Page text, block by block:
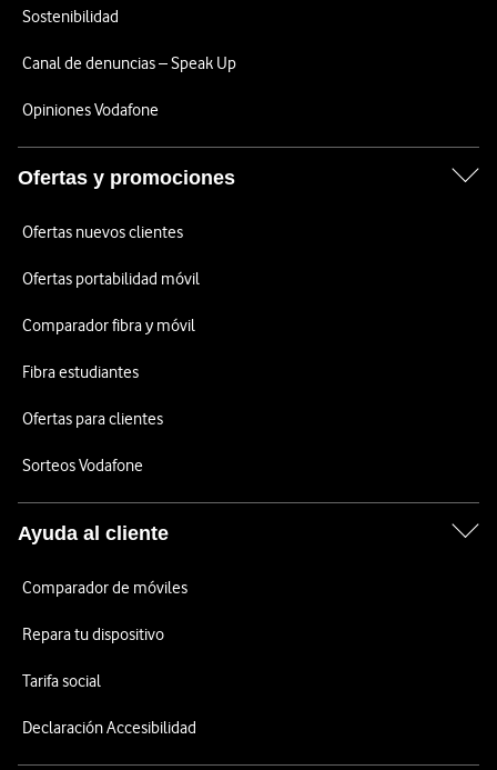
Sostenibilidad
Canal de denuncias – Speak Up
Opiniones Vodafone
Ofertas y promociones
Ofertas nuevos clientes
Ofertas portabilidad móvil
Comparador fibra y móvil
Fibra estudiantes
Ofertas para clientes
Sorteos Vodafone
Ayuda al cliente
Comparador de móviles
Repara tu dispositivo
Tarifa social
Declaración Accesibilidad